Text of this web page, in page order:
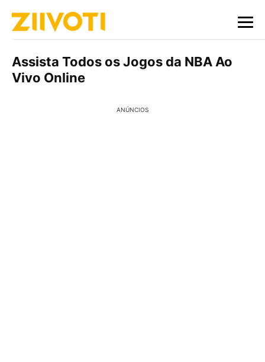
Assista Todos os Jogos da NBA Ao
Vivo Online
ANÚNCIOS